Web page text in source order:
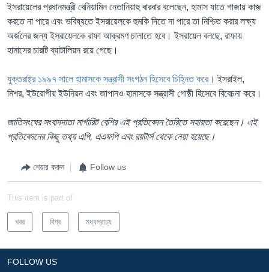
ইসরায়েলের প্রধানমন্ত্রী বেনিয়ামিন নেতানিয়াহু বারবার বলেছেন, হামাস যাতে গাজায় কাজ
করতে না পারে এবং ভবিষ্যতে ইসরায়েলকে হুমকি দিতে না পারে তা নিশ্চিত করার লক্ষ্য
অর্জনের জন্য ইসরায়েলকে রাফা আক্রমণ চালাতে হবে। ইসরায়েল বলছে, রাফায়
হামাসের চারটি ব্যাটালিয়ন রয়ে গেছে।
যুক্তরাষ্ট্র ১৯৯৭ সালে হামাসকে সন্ত্রাসী সংগঠন হিসেবে চিহ্নিত করে। ইসরাইল,
মিশর, ইউরোপীয় ইউনিয়ন এবং জাপানও হামাসকে সন্ত্রাসী গোষ্ঠী হিসেবে বিবেচনা করে।
জাতিসংঘের সংবাদদাতা মার্গারিট বেশির এই প্রতিবেদন তৈরিতে সহায়তা করেছেন। এই
প্রতিবেদনের কিছু তথ্য এপি, এএফপি এবং রয়টার্স থেকে নেয়া হয়েছে।
শেয়ার করুন Follow us
This item is part of
খবর বিশ্ব মধ্যপ্রাচ্য
FOLLOW US